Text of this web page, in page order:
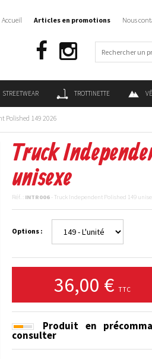
STREETWEAR TROTTINETTE
Accueil Articles en promotions Nous
Polished 149 2026
Truck
unisexe
Réf. : INTR006 - Truck Independent Polished 149
Options :
36,00 € TTC
Produit en
consulter